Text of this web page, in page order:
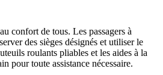
confort de tous. Les passagers à
des sièges désignés et utiliser le
roulants pliables et les aides à la
pour toute assistance nécessaire.